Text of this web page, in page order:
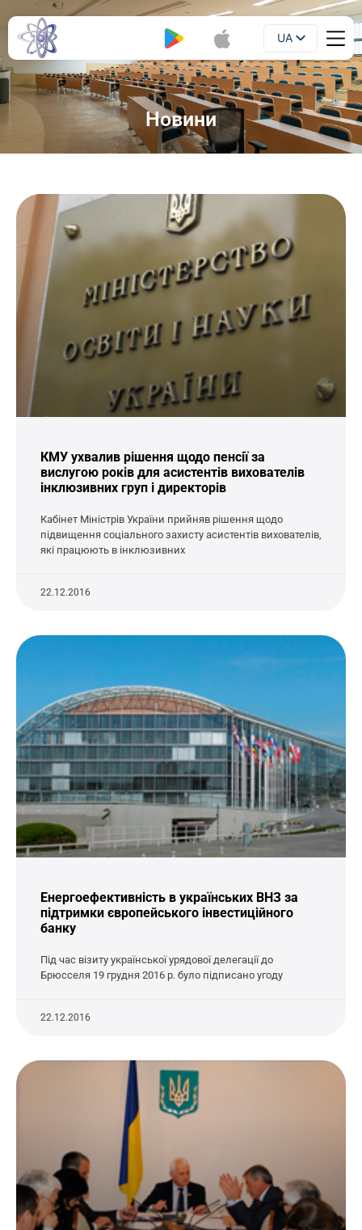
UA
EN
Новини
КМУ ухвалив рішення щодо пенсії за
вислугою років для асистентів вихователів
інклюзивних груп і директорів
Кабінет Міністрів України прийняв рішення щодо
підвищення соціального захисту асистентів вихователів,
які працюють в інклюзивних
22.12.2016
Енергоефективність в українських ВНЗ за
підтримки європейського інвестиційного
банку
Під час візиту української урядової делегації до
Брюсселя 19 грудня 2016 р. було підписано угоду
22.12.2016